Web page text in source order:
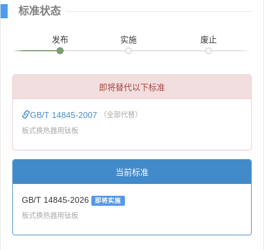
标准状态
发布 实施 废止
即将替代以下标准
GB/T 14845-2007 （全部代替）
板式换热器用钛板
当前标准
GB/T 14845-2026 即将实施
板式换热器用钛板